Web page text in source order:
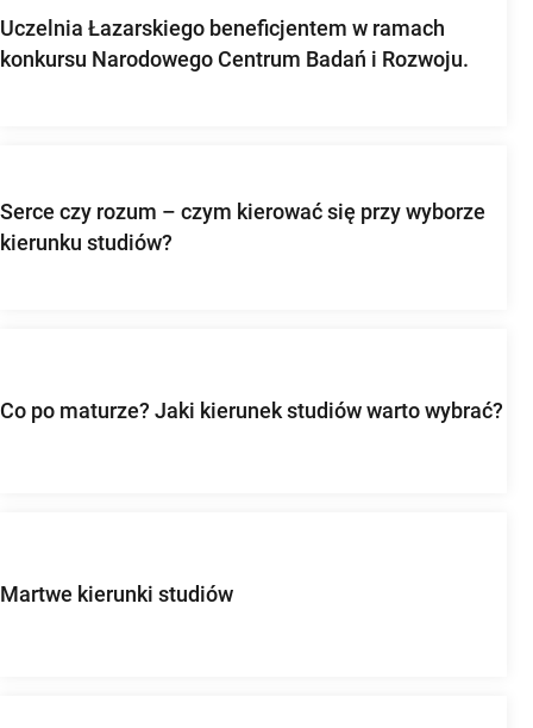
Uczelnia Łazarskiego beneficjentem w ramach
konkursu Narodowego Centrum Badań i Rozwoju.
Serce czy rozum – czym kierować się przy wyborze
kierunku studiów?
Co po maturze? Jaki kierunek studiów warto wybrać?
Martwe kierunki studiów